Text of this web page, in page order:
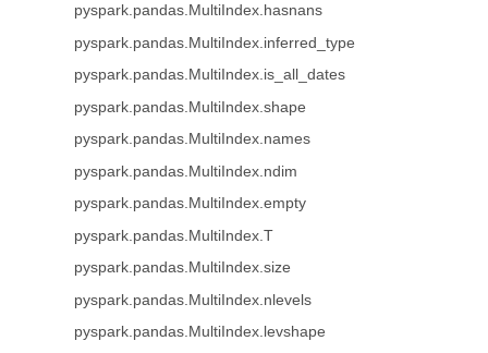
pyspark.pandas.MultiIndex.hasnans
pyspark.pandas.MultiIndex.inferred_type
pyspark.pandas.MultiIndex.is_all_dates
pyspark.pandas.MultiIndex.shape
pyspark.pandas.MultiIndex.names
pyspark.pandas.MultiIndex.ndim
pyspark.pandas.MultiIndex.empty
pyspark.pandas.MultiIndex.T
pyspark.pandas.MultiIndex.size
pyspark.pandas.MultiIndex.nlevels
pyspark.pandas.MultiIndex.levshape